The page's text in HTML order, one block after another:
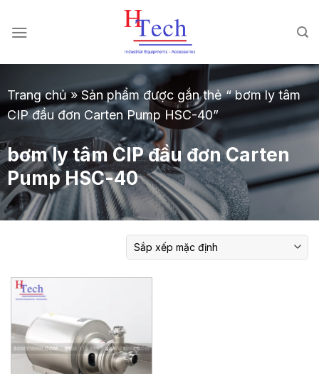
đến
dung
Trang chủ»Sản phẩm được gắn thẻ “ bơm ly tâm
CIP đầu đơn Carten Pump HSC-40”
bơm ly tâm CIP đầu đơn Carten
Pump HSC-40